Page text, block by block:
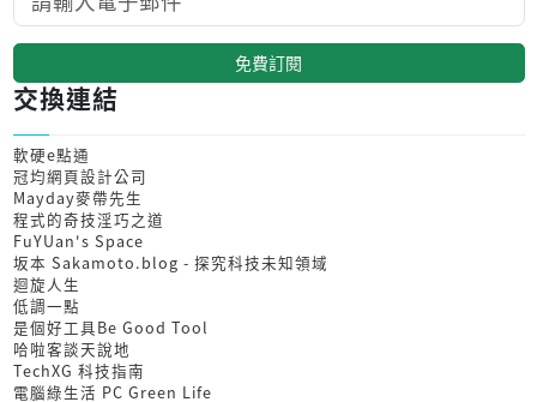
免費訂閱
交換連結
軟硬e點通
冠均網頁設計公司
Mayday麥帶先生
程式的奇技淫巧之道
FuYUan's Space
坂本 Sakamoto.blog - 探究科技未知領域
迴旋人生
低調一點
是個好工具Be Good Tool
哈啦客談天說地
TechXG 科技指南
電腦綠生活 PC Green Life